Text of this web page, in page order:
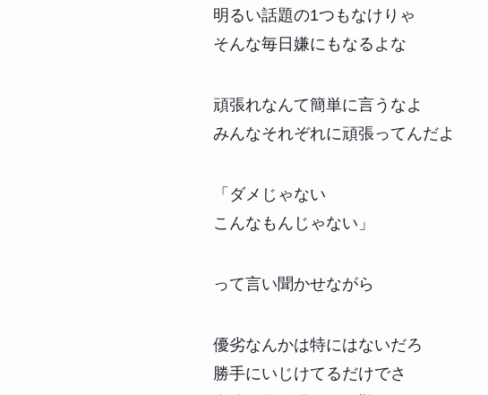
明るい話題の1つもなけりゃ
そんな毎日嫌にもなるよな
頑張れなんて簡単に言うなよ
みんなそれぞれに頑張ってんだよ
「ダメじゃない
こんなもんじゃない」
って言い聞かせながら
優劣なんかは特にはないだろ
勝手にいじけてるだけでさ